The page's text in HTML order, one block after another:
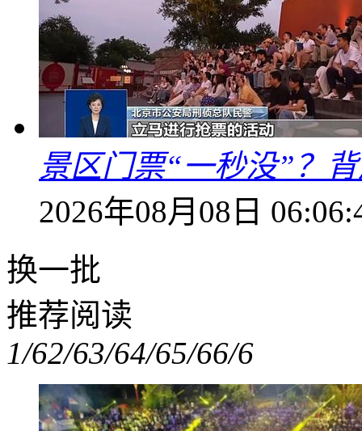
景区门票“一秒没”？
2026年08月08日
换一批
推荐阅读
1/62/63/64/65/66/6